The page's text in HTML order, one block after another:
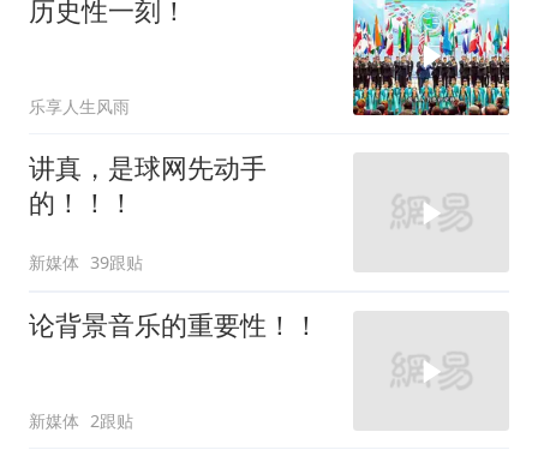
历史性一刻！
乐享人生风雨
讲真，是球网先动手
的！！！
新媒体 39跟贴
论背景音乐的重要性！！
新媒体 2跟贴